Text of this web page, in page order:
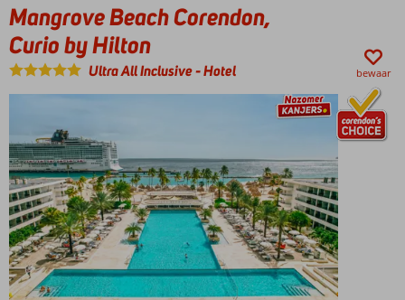
(familie)kamers en
ruime 4-
kamerappartementen
Buffet,
pizza,
of
sushi
Mangrove Beach Corendon,
Curio by Hilton
Ultra All Inclusive-Hotel bewaar